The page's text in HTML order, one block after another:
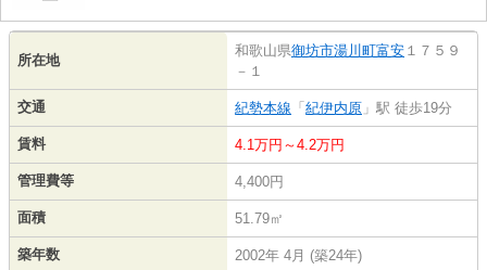
所在地
和歌山県御坊市湯川町富安 １７５９
－１
交通 紀勢本線 「 紀伊内原 」駅 徒歩19分
賃料 4.1万円～4.2万円
管理費等 4,400円
面積 51.79㎡
築年数 2002年 4月 (築24年)